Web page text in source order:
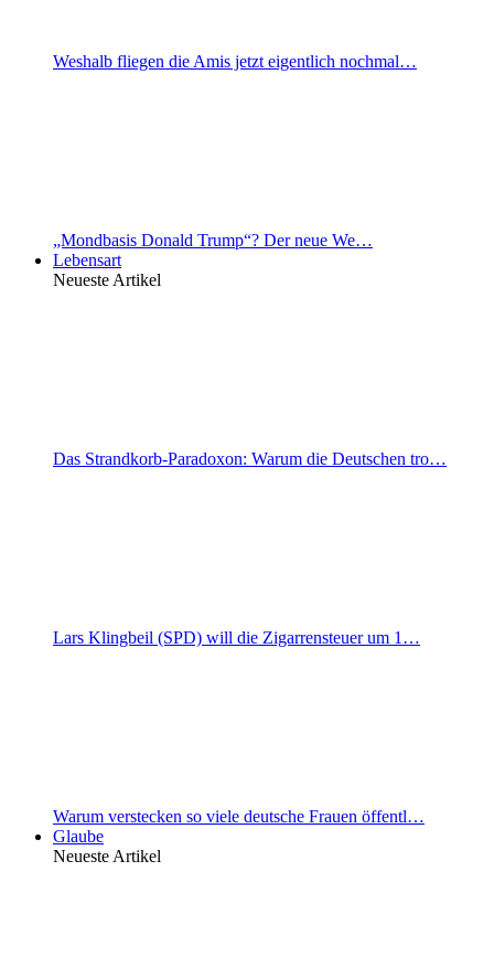
Weshalb fliegen die Amis jetzt eigentlich nochmal…
„Mondbasis Donald Trump“? Der neue We…
Lebensart
Neueste Artikel
Das Strandkorb-Paradoxon: Warum die Deutschen tro…
Lars Klingbeil (SPD) will die Zigarrensteuer um 1…
Warum verstecken so viele deutsche Frauen öffentl…
Glaube
Neueste Artikel